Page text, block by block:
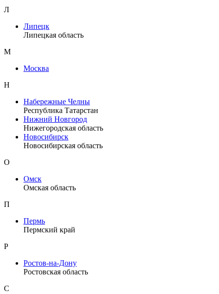
Л
Липецк
Липецкая область
М
Москва
Н
Набережные Челны
Республика Татарстан
Нижний Новгород
Нижегородская область
Новосибирск
Новосибирская область
О
Омск
Омская область
П
Пермь
Пермский край
Р
Ростов-на-Дону
Ростовская область
С